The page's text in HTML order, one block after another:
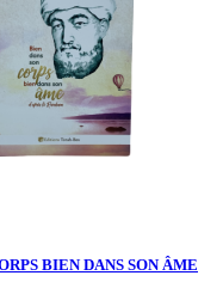
BIEN DANS SON ÂME